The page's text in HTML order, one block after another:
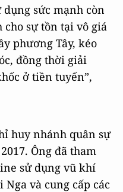
sức mạnh còn
sự tồn tại vô giá
phương Tây, kéo
đồng thời giải
ở tiền tuyến”,
huy nhánh quân sự
Ông đã tham
sử dụng vũ khí
và cung cấp các